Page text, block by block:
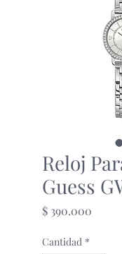
Reloj
Guess
$ 390.000
Cantidad *